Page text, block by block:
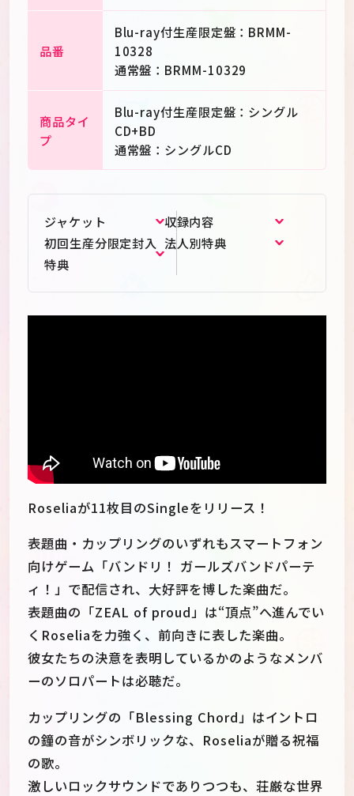
品番
Blu-ray付生産限定盤：BRMM-
10328
通常盤：BRMM-10329
商品タイ
プ
Blu-ray付生産限定盤：シングル
CD+BD
通常盤：シングルCD
ジャケット
収録内容
初回生産分限定封入
特典
法人別特典
Roseliaが11枚目のSingleをリリース！
表題曲・カップリングのいずれもスマートフォン
向けゲーム「バンドリ！ ガールズバンドパーテ
ィ！」で配信され、大好評を博した楽曲だ。
表題曲の「ZEAL of proud」は“頂点”へ進んでい
くRoseliaを力強く、前向きに表した楽曲。
彼女たちの決意を表明しているかのようなメンバ
ーのソロパートは必聴だ。
カップリングの「Blessing Chord」はイントロ
の鐘の音がシンボリックな、Roseliaが贈る祝福
の歌。
激しいロックサウンドでありつつも、荘厳な世界